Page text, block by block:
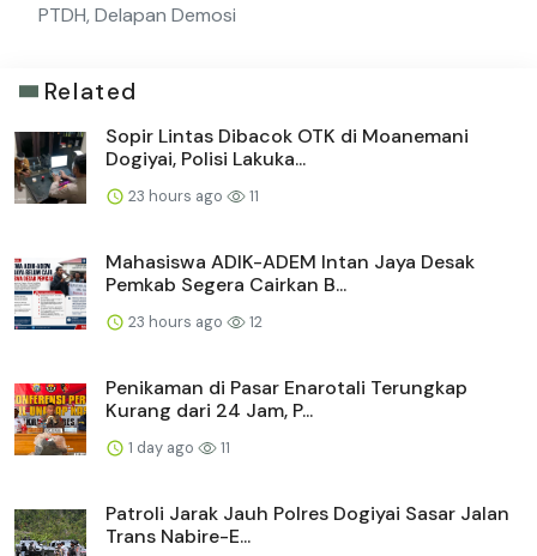
PTDH, Delapan Demosi
Related
Sopir Lintas Dibacok OTK di Moanemani
Dogiyai, Polisi Lakuka...
23 hours ago 11
Mahasiswa ADIK-ADEM Intan Jaya Desak
Pemkab Segera Cairkan B...
23 hours ago 12
Penikaman di Pasar Enarotali Terungkap
Kurang dari 24 Jam, P...
1 day ago 11
Patroli Jarak Jauh Polres Dogiyai Sasar Jalan
Trans Nabire-E...